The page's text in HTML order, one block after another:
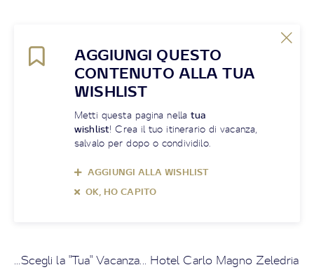
AGGIUNGI QUESTO
CONTENUTO ALLA TUA
WISHLIST
Metti questa pagina nellatua
wishlist! Crea il tuo itinerario di vacanza,
salvalo per dopo o condividilo.
AGGIUNGI ALLA WISHLIST
OK, HO CAPITO
...Scegli la "Tua" Vacanza... Hotel Carlo Magno Zeledria